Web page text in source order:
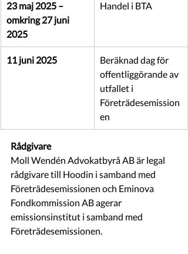
23 maj 2025 –
omkring 27 juni
2025
Handel i BTA
11 juni 2025
Beräknad dag för
offentliggörande av
utfallet i
Företrädesemission
en
Rådgivare
Moll Wendén Advokatbyrå AB är legal
rådgivare till Hoodin i samband med
Företrädesemissionen och Eminova
Fondkommission AB agerar
emissionsinstitut i samband med
Företrädesemissionen.